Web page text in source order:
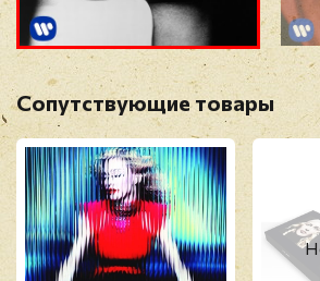
Прикрепить
Оставить отзыв
Перед публикацией
модерацию
Сопутствующие товары